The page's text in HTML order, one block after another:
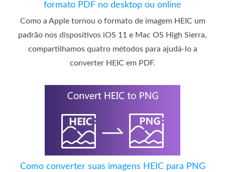
formato PDF no desktop ou online
Como a Apple tornou o formato de imagem HEIC um
padrão nos dispositivos iOS 11 e Mac OS High Sierra,
compartilhamos quatro métodos para ajudá-lo a
converter HEIC em PDF.
Como converter suas imagens HEIC para PNG